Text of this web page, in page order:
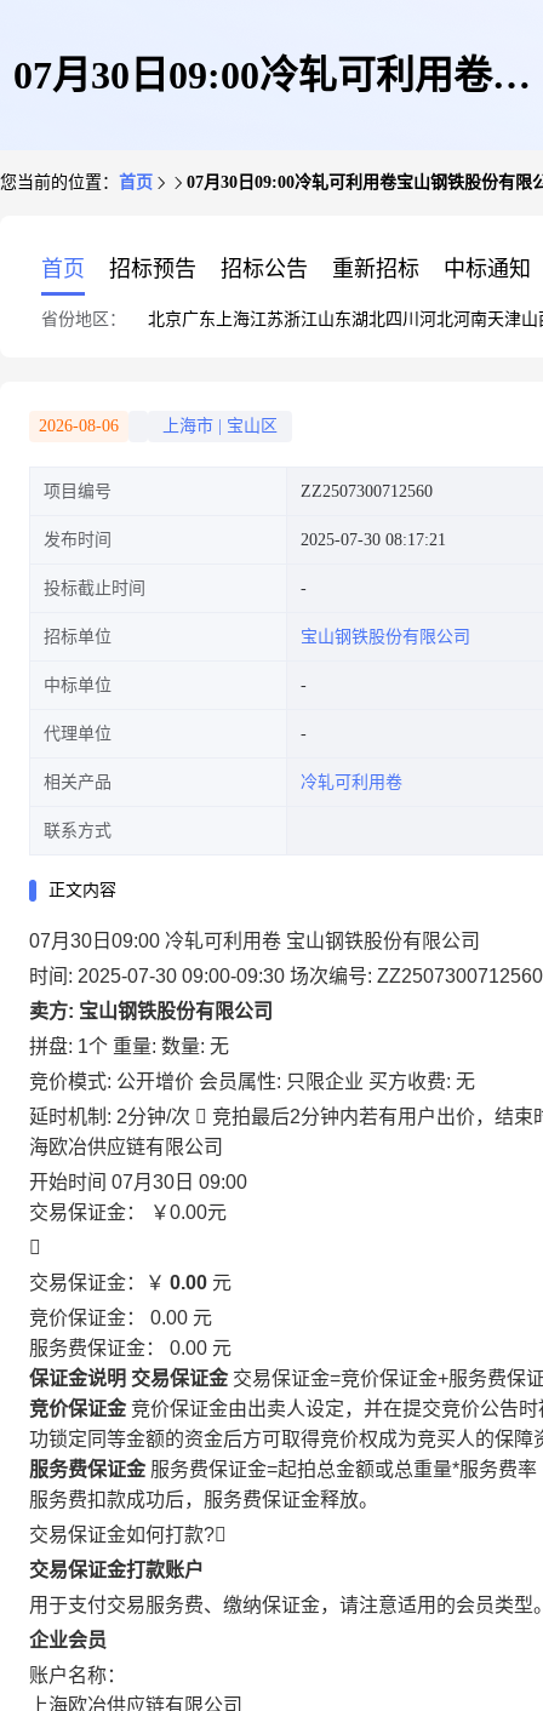
07月30日09:00冷轧可利用卷宝
您当前的位置： 首页 07月30日09:00冷轧可利用卷宝山钢铁股份有限
首页 招标预告 招标公告 重新招标 中标通知
省份地区： 北京广东 上海江苏浙江山东湖北四川 河北河南天津山
2026-08-06 上海市 宝山区
项目编号 ZZ2507300712560
发布时间 2025-07-30 08:17:21
投标截止时间
招标单位 宝山钢铁股份有限公司
中标单位
代理单位
相关产品 冷轧可利用卷
联系方式
正文内容
07月30日09:00 冷轧可利用卷 宝山钢铁股份有限公司
时间: 2025-07-30 09:00-09:30 场次编号: ZZ2507300712560
卖方: 宝山钢铁股份有限公司
拼盘: 1个 重量: 数量: 无
竞价模式: 公开增价 会员属性: 只限企业 买方收费: 无
延时机制: 2分钟/次  竞拍最后2分钟内若有用户出价，结
海欧冶供应链有限公司
开始时间 07月30日 09:00
交易保证金：
￥0.00元

交易保证金：￥ 0.00 元
竞价保证金： 0.00 元
服务费保证金： 0.00 元
保证金说明 交易保证金 交易保证金=竞价保证金+服务费保
竞价保证金 竞价保证金由出卖人设定，并在提交竞价公告
功锁定同等金额的资金后方可取得竞价权成为竞买人的保障
服务费保证金 服务费保证金=起拍总金额或总重量*服务费率
服务费扣款成功后，服务费保证金释放。
交易保证金如何打款?
交易保证金打款账户
用于支付交易服务费、缴纳保证金，请注意适用的会员类型
企业会员
账户名称：
上海欧冶供应链有限公司